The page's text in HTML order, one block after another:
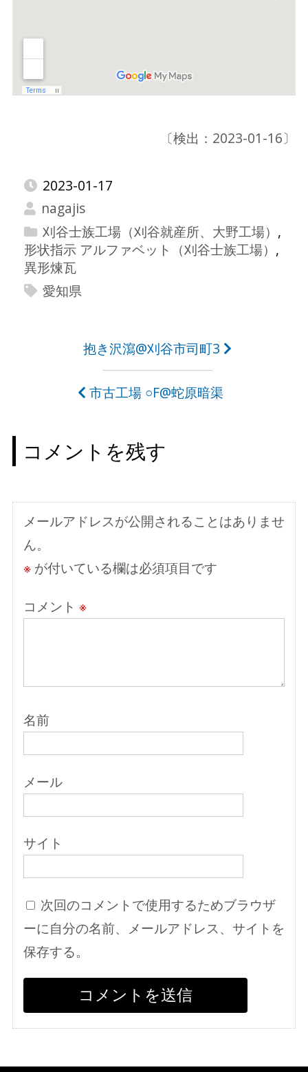
〔検出：2023-01-16〕
2023-01-17
nagajis
刈谷士族工場（刈谷就産所、大野工場） ,
形状指示 アルファベット（刈谷士族工場） ,
異形煉瓦
愛知県
ビ
ゲ
シ
ョ
ン
抱き沢瀉@刈谷市司町3
市古工場 ○F@蛇原暗渠
コメントを残す
メールアドレスが公開されることはありませ
ん。
※が付いている欄は必須項目です
コメント ※
名前
メール
サイト
次回のコメントで使用するためブラウザ
ーに自分の名前、メールアドレス、サイトを
保存する。